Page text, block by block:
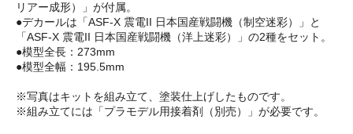
リアー成形）」が付属。
●デカールは「ASF-X 震電II 日本国産戦闘機（制空迷彩）」と
「ASF-X 震電II 日本国産戦闘機（洋上迷彩）」の2種をセット。
●模型全長：273mm
●模型全幅：195.5mm
※写真はキットを組み立て、塗装仕上げしたものです。
※組み立てには「プラモデル用接着剤（別売）」が必要です。